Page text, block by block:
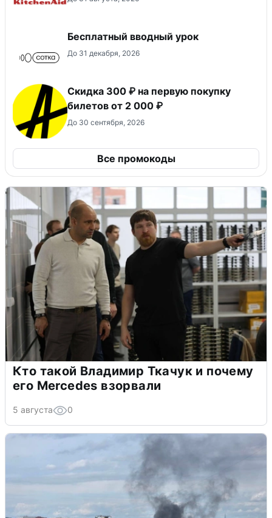
Бесплатный вводный урок
До 31 декабря, 2026
Скидка 300 ₽ на первую покупку
билетов от 2 000 ₽
До 30 сентября, 2026
Все промокоды
Кто такой Владимир Ткачук и почему
его Mercedes взорвали
5 августа 0